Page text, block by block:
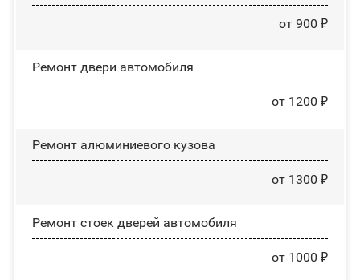
от 900 ₽
Ремонт двери автомобиля
от 1200 ₽
Ремонт алюминиевого кузова
от 1300 ₽
Ремонт стоек дверей автомобиля
от 1000 ₽